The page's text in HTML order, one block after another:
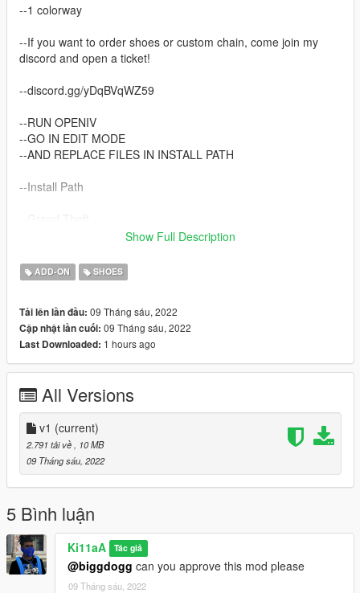
--1 colorway
--If you want to order shoes or custom chain, come join my
discord and open a ticket!
--discord.gg/yDqBVqWZ59
--RUN OPENIV
--GO IN EDIT MODE
--AND REPLACE FILES IN INSTALL PATH
--Install Path
AutoV\mods\x64v.rpf\models\cdimages\streamedpeds_mp.rpf\
Show Full Description
ADD-ON SHOES
Tải lên lần đầu: 09 Tháng sáu, 2022
Cập nhật lần cuối: 09 Tháng sáu, 2022
Last Downloaded: 1 hours ago
All Versions
v1 (current)
2.791 tải về
, 10 MB
09 Tháng sáu, 2022
5 Bình luận
Ki11aA Tác giả
@biggdogg can you approve this mod please
09 Tháng sáu, 2022